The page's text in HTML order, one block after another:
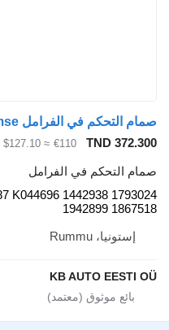
TND
€110
≈ $127.10
التحكم في الفرامل
K044696 1442938
1942899
إستونيا، Rummu
KB AUTO EESTI